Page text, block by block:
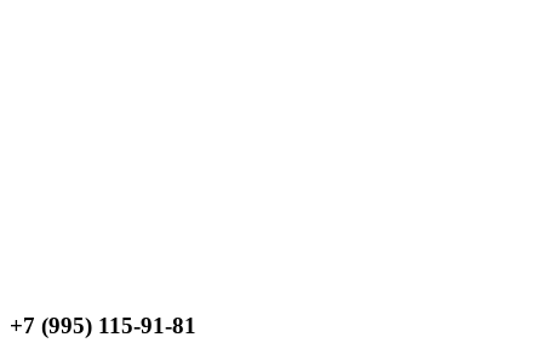
+7 (995) 115-91-81